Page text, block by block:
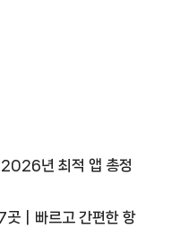
2026년 최적 앱 총정
｜빠르고 간편한 항